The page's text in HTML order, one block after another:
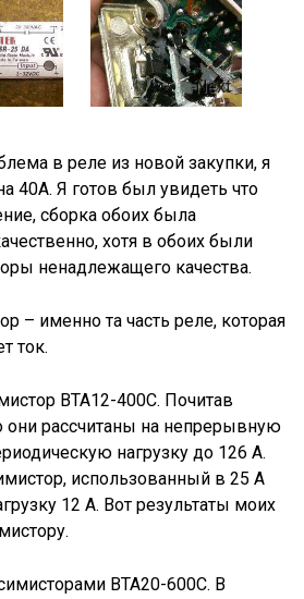
Next
в реле из новой закупки, я
40А. Я готов был увидеть что
сборка обоих была
хотя в обоих были
ненадлежащего качества.
– именно та часть реле, которая
ток.
BTA12-400C. Почитав
они рассчитаны на непрерывную
нагрузку до 126 А.
использованный в 25 А
12 А. Вот результаты моих
BTA20-600C. В